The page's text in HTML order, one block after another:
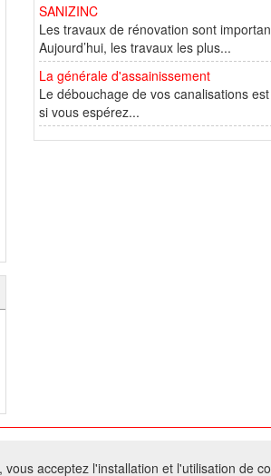
SANIZINC
Les travaux de rénovation sont
Aujourd’hui, les travaux les plus...
La générale d'assainissement
Le débouchage de vos canalisations
si vous espérez...
réservés - Toute reproduction du contenu de
acceptez l'installation et l'utilisation de